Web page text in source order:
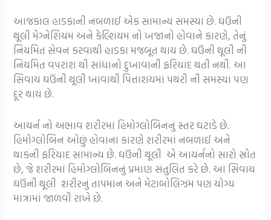
આજકાલ હાડકાની નબળાઈ એક સામાન્ય સમસ્યા છે. ઘઉંની
થૂલી મેગ્નેશિયમ અને કેલ્શિયમ નો ખજાનો હોવાને કારણે, તેનું
નિયમિત સેવન કરવાથી હાડકા મજબૂત થાય છે. ઘઉંની થૂલી ની
નિયમિત વપરાશ થી સાંધાનો દુખાવાની ફરિયાદ થતી નથી. આ
સિવાય ઘઉંની થૂલી ખાવાથી પિત્તાશયમાં પથરી ની સમસ્યા પણ
દૂર થાય છે.
આયર્ન નો અભાવ શરીરમાં હિમોગ્લોબિનનું સ્તર ઘટાડે છે.
હિમોગ્લોબિન ઓછું હોવાના કારણે શરીરમાં નબળાઈ અને
થાકની ફરિયાદ સામાન્ય છે. ઘઉંની થૂલી એ આયર્નનો સારો સ્રોત
છે, જે શરીરમાં હિમોગ્લોબિનનું પ્રમાણ સંતુલિત કરે છે. આ સિવાય
ઘઉંની થૂલી શરીરનું તાપમાન અને મેટાબોલિઝમ પણ યોગ્ય
માત્રામાં જાળવી રાખે છે.